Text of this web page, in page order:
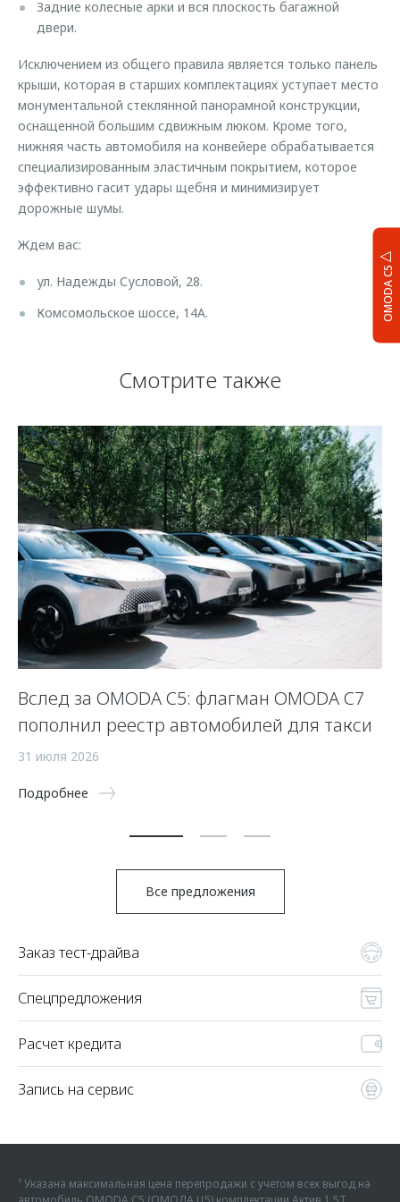
OMODA C5
Задние колесные арки и вся плоскость багажной
двери.
Исключением из общего правила является только панель
крыши, которая в старших комплектациях уступает место
монументальной стеклянной панорамной конструкции,
оснащенной большим сдвижным люком. Кроме того,
нижняя часть автомобиля на конвейере обрабатывается
специализированным эластичным покрытием, которое
эффективно гасит удары щебня и минимизирует
дорожные шумы.
Ждем вас:
ул. Надежды Сусловой, 28.
Комсомольское шоссе, 14А.
Смотрите также
Вслед за OMODA C5: флагман OMODA C7
пополнил реестр автомобилей для такси
31 июля 2026
Подробнее
Все предложения
Заказ тест-драйва
Спецпредложения
Расчет кредита
Запись на сервис
¹ Указана максимальная цена перепродажи с учетом всех выгод на